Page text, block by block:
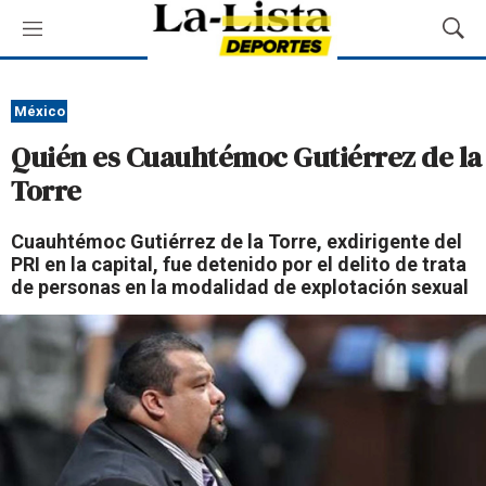
M
e
ú
M
o
a
s
q
u
e
d
a
México
Quién es Cuauhtémoc Gutiérrez de la
Torre
Cuauhtémoc Gutiérrez de la Torre, exdirigente del
PRI en la capital, fue detenido por el delito de trata
de personas en la modalidad de explotación sexual